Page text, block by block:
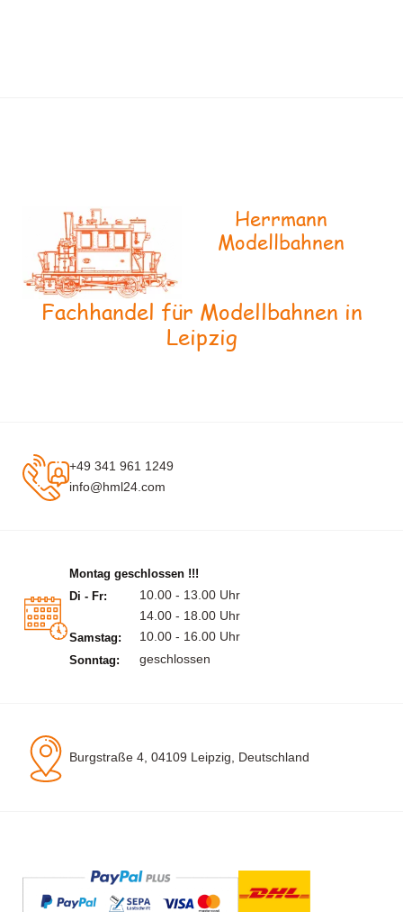
Herrmann
Modellbahnen
Fachhandel für Modellbahnen in
Leipzig
+49 341 961 1249
info@hml24.com
Montag geschlossen !!!
Di - Fr:
10.00 - 13.00 Uhr
14.00 - 18.00 Uhr
Samstag: 10.00 - 16.00 Uhr
Sonntag: geschlossen
Burgstraße 4, 04109 Leipzig, Deutschland